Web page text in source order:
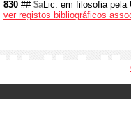
830 ## $aLic. em filosofia pela
ver registos bibliográficos